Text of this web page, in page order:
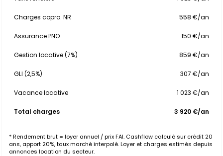
Charges copro. NR 558 €/an
Assurance PNO 150 €/an
Gestion locative (7%) 859 €/an
GLI (2,5%) 307 €/an
Vacance locative 1 023 €/an
Total charges 3 920 €/an
* Rendement brut = loyer annuel / prix FAI. Cashflow calculé sur crédit 20
ans, apport 20%, taux marché interpolé. Loyer et charges estimés depuis
annonces location du secteur.